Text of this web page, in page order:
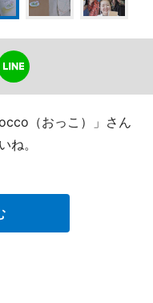
（おっこ）」さん
ね。